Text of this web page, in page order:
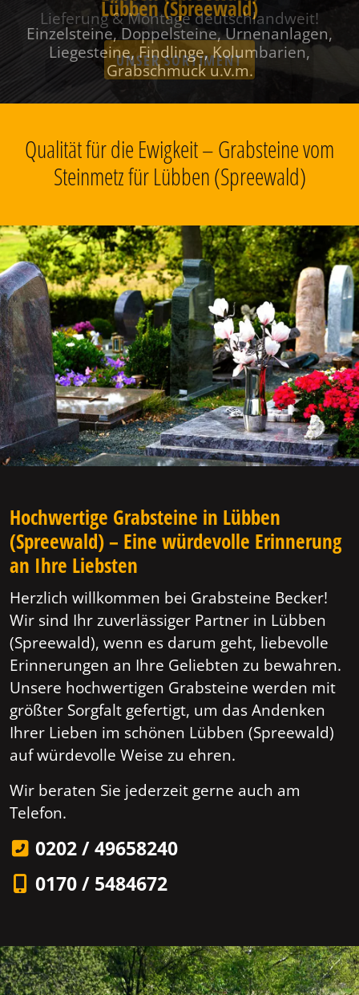
Lübben (Spreewald)
Einzelsteine, Doppelsteine, Urnenanlagen,
Liegesteine, Findlinge, Kolumbarien,
Grabschmuck u.v.m.
Qualität für die Ewigkeit – Grabsteine vom
Steinmetz für Lübben (Spreewald)
Hochwertige Grabsteine in Lübben
(Spreewald) – Eine würdevolle Erinnerung
an Ihre Liebsten
Herzlich willkommen bei Grabsteine Becker!
Wir sind Ihr zuverlässiger Partner in Lübben
(Spreewald), wenn es darum geht, liebevolle
Erinnerungen an Ihre Geliebten zu bewahren.
Unsere hochwertigen Grabsteine werden mit
größter Sorgfalt gefertigt, um das Andenken
Ihrer Lieben im schönen Lübben (Spreewald)
auf würdevolle Weise zu ehren.
Wir beraten Sie jederzeit gerne auch am
Telefon.
0202 / 49658240
0170 / 5484672